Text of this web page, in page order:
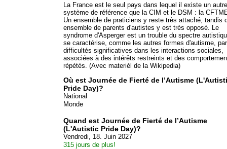
La France est le seul pays dans lequel il existe un autre
système de référence que la CIM et le DSM : la
Un ensemble de praticiens y reste très attaché, tandis
ensemble de parents d'autistes y est très opposé. Le
syndrome d'Asperger est un trouble du spectre
se caractérise, comme les autres formes d'autisme,
difficultés significatives dans les interactions sociales,
associées à des intérêts restreints et des
répétés. (Avec materiél de la Wikipedia)
Où est Journée de Fierté de l’Autisme
Pride Day)?
National
Monde
Quand est Journée de Fierté de l’Autisme
(L'Autistic Pride Day)?
Vendredi, 18. Juin 2027
315 jours de plus!